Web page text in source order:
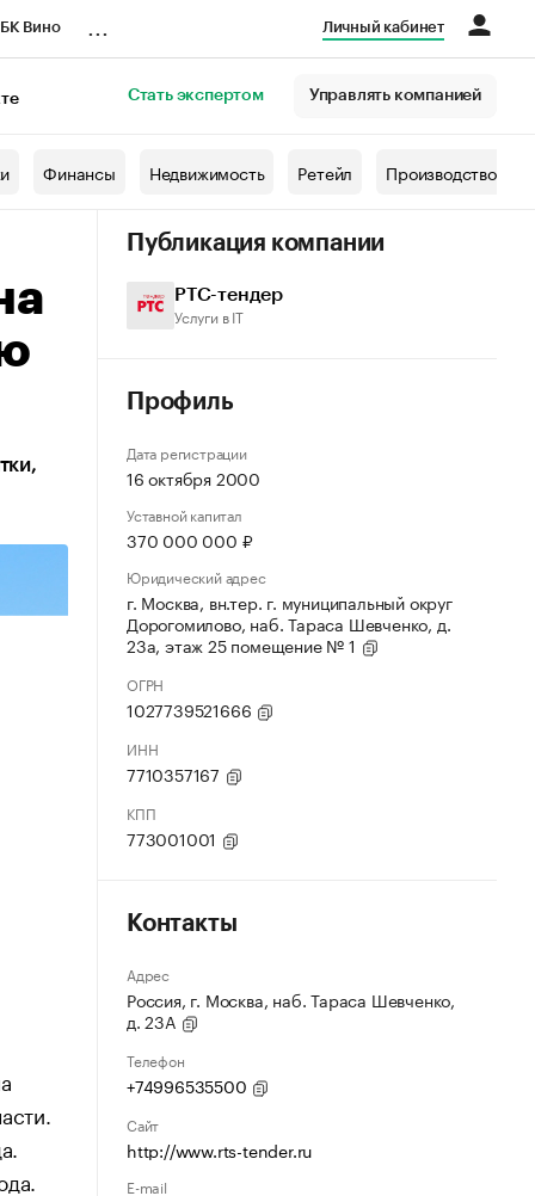
Вино Личный кабинет
Стать экспертом Управлять компанией
Финансы Недвижимость Ретейл Производство
Публикация компании
РТС-тендер
Услуги в IT
Профиль
Дата регистрации
16 октября 2000
Уставной капитал
370 000 000 ₽
Юридический адрес
г. Москва, вн.тер. г. муниципальный округ
Дорогомилово, наб. Тараса Шевченко, д.
23а, этаж 25 помещение № 1
ОГРН
1027739521666
ИНН
7710357167
КПП
773001001
Контакты
Адрес
Россия, г. Москва, наб. Тараса Шевченко,
д. 23А
Телефон
+74996535500
Сайт
http://www.rts-tender.ru
E-mail